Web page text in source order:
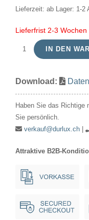
Lieferzeit: ab Lager: 1-2
Lieferfrist 2-3 Wochen
LED
Tube
230V
420Lm
827
AC
Frosted
Menge
IN DEN
Download:
Haben Sie das Richtige
Sie persönlich.
verkauf@durlux.ch|
Attraktive B2B-